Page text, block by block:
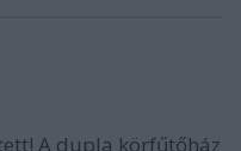
A dupla körfűtőház